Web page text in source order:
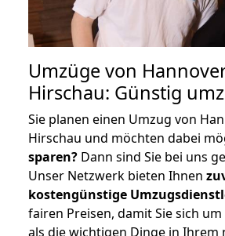
Umzüge von
Hirschau: Günstig
Sie planen einen Umzug von
Hirschau und möchten dabei
sparen? Dann sind Sie bei uns
Unser Netzwerk bieten Ihnen
kostengünstige
fairen Preisen, damit Sie sich
als die wichtigen Dinge in Ihrem